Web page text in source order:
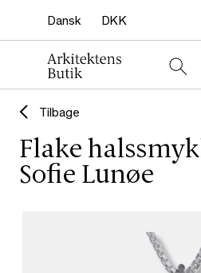
Tilbage
Flake
Sofie Lunøe